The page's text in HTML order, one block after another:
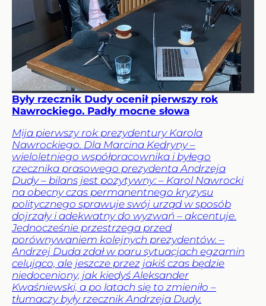
Były rzecznik Dudy ocenił pierwszy rok
Nawrockiego. Padły mocne słowa
Mija pierwszy rok prezydentury Karola
Nawrockiego. Dla Marcina Kędryny –
wieloletniego współpracownika i byłego
rzecznika prasowego prezydenta Andrzeja
Dudy – bilans jest pozytywny: – Karol Nawrocki
na obecny czas permanentnego kryzysu
politycznego sprawuje swój urząd w sposób
dojrzały i adekwatny do wyzwań – akcentuje.
Jednocześnie przestrzega przed
porównywaniem kolejnych prezydentów. –
Andrzej Duda zdał w paru sytuacjach egzamin
celująco, ale jeszcze przez jakiś czas będzie
niedoceniony, jak kiedyś Aleksander
Kwaśniewski, a po latach się to zmieniło –
tłumaczy były rzecznik Andrzeja Dudy.